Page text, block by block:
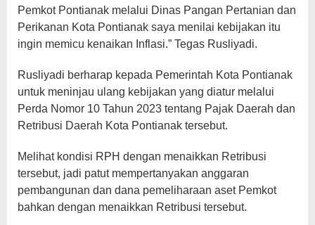
Pemkot Pontianak melalui Dinas Pangan Pertanian dan
Perikanan Kota Pontianak saya menilai kebijakan itu
ingin memicu kenaikan Inflasi.” Tegas Rusliyadi.
Rusliyadi berharap kepada Pemerintah Kota Pontianak
untuk meninjau ulang kebijakan yang diatur melalui
Perda Nomor 10 Tahun 2023 tentang Pajak Daerah dan
Retribusi Daerah Kota Pontianak tersebut.
Melihat kondisi RPH dengan menaikkan Retribusi
tersebut, jadi patut mempertanyakan anggaran
pembangunan dan dana pemeliharaan aset Pemkot
bahkan dengan menaikkan Retribusi tersebut.